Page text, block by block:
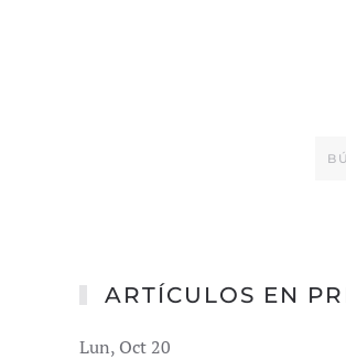
ARTÍCULOS EN
Lun, Oct 20